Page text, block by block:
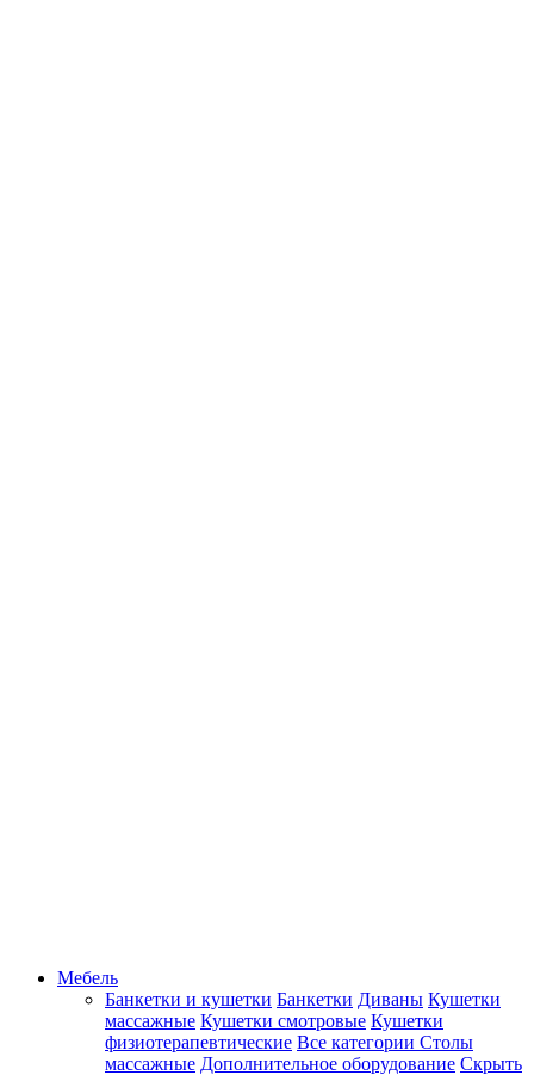
Мебель
Банкетки и кушетки Банкетки Диваны Кушетки
массажные Кушетки смотровые Кушетки
физиотерапевтические Все категории Столы
массажные Дополнительное оборудование Скрыть